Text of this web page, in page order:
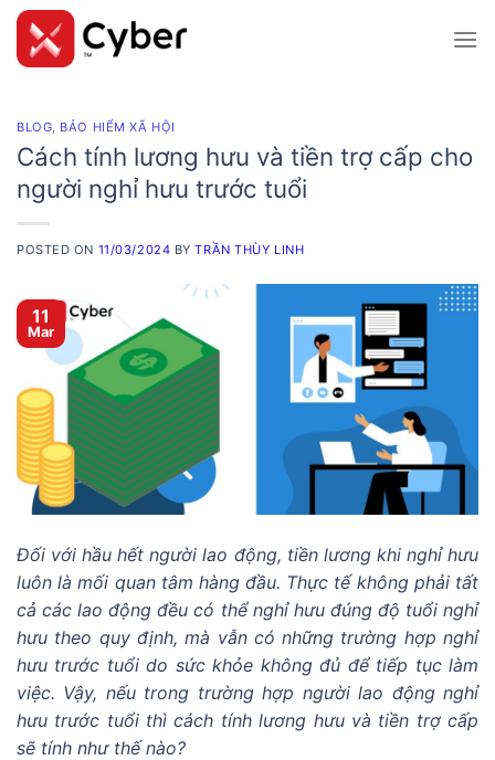
Skip
content
BLOG, BẢO HIỂM XÃ HỘI
Cách tính lương hưu và tiền trợ cấp cho
người nghỉ hưu trước tuổi
POSTED ON 11/03/2024 BYTRẦN THÙY LINH
11
Mar
Đối với hầu hết người lao động, tiền lương khi nghỉ hưu
luôn là mối quan tâm hàng đầu. Thực tế không phải tất
cả các lao động đều có thể nghỉ hưu đúng độ tuổi nghỉ
hưu theo quy định, mà vẫn có những trường hợp nghỉ
hưu trước tuổi do sức khỏe không đủ để tiếp tục làm
việc. Vậy, nếu trong trường hợp người lao động nghỉ
hưu trước tuổi thì cách tính lương hưu và tiền trợ cấp
sẽ tính như thế nào?